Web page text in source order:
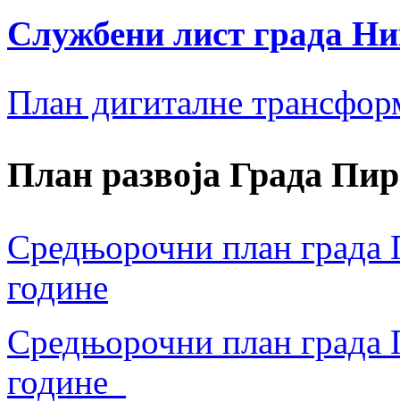
Службени лист града
План дигиталне
План развоја Града
Средњорочни план града
године
Средњорочни план града
године